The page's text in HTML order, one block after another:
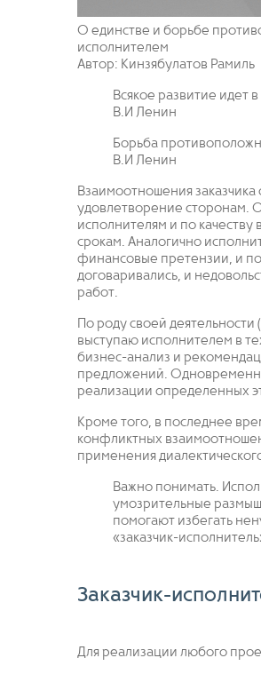
О единстве и борьбе
исполнителем
Автор: Кинзябулатов Рамиль
Всякое развитие идет
В.И Ленин
Борьба
В.И Ленин
Взаимоотношения
удовлетворение сторонам.
исполнителям и по
срокам. Аналогично
финансовые претензии, и
договаривались, и
работ.
По роду своей
выступаю исполнителем в
бизнес-анализ и
предложений. Одновременно
реализации определенных
Кроме того, в последнее
конфликтных
применения
Важно понимать.
умозрительные
помогают избегать
«заказчик-
Заказчик-
Для реализации любого